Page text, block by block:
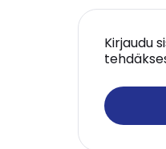
Kirjaudu